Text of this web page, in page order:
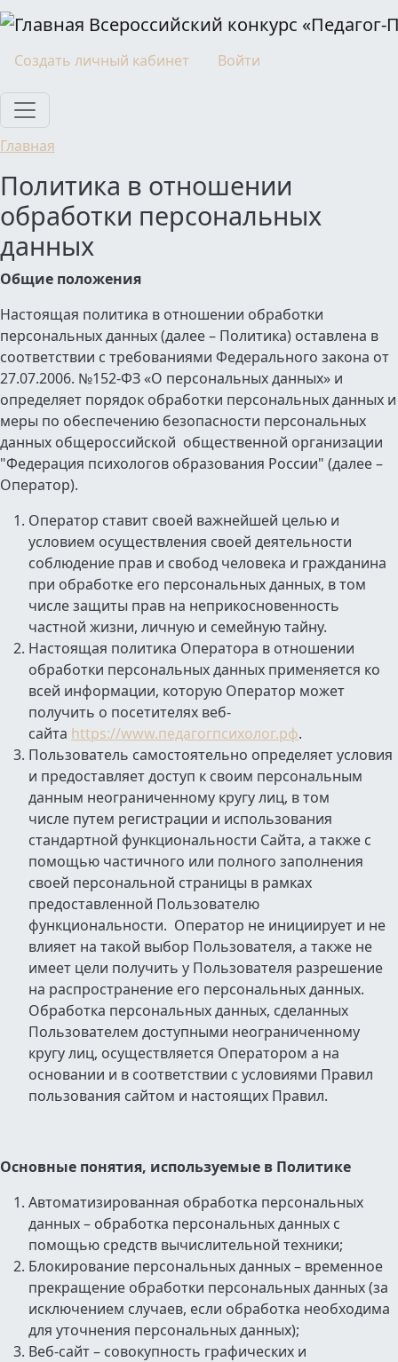
Перейти к основному содержанию
Всероссийский конкурс «Педагог-
Моя учетная запись
Создать личный кабинет Войти
Главная
Политика в отношении
обработки персональных
данных
Общие положения
Настоящая политика в отношении обработки
персональных данных (далее – Политика) оставлена в
соответствии с требованиями Федерального закона от
27.07.2006. №152-ФЗ «О персональных данных» и
определяет порядок обработки персональных данных и
меры по обеспечению безопасности персональных
данных общероссийской общественной организации
"Федерация психологов образования России" (далее –
Оператор).
Оператор ставит своей важнейшей целью и
условием осуществления своей деятельности
соблюдение прав и свобод человека и гражданина
при обработке его персональных данных, в том
числе защиты прав на неприкосновенность
частной жизни, личную и семейную тайну.
Настоящая политика Оператора в отношении
обработки персональных данных применяется ко
всей информации, которую Оператор может
получить о посетителях веб-
сайта https://www.педагогпсихолог.рф.
Пользователь самостоятельно определяет условия
и предоставляет доступ к своим персональным
данным неограниченному кругу лиц, в том
числе путем регистрации и использования
стандартной функциональности Сайта, а также с
помощью частичного или полного заполнения
своей персональной страницы в рамках
предоставленной Пользователю
функциональности. Оператор не инициирует и не
влияет на такой выбор Пользователя, а также не
имеет цели получить у Пользователя разрешение
на распространение его персональных данных.
Обработка персональных данных, сделанных
Пользователем доступными неограниченному
кругу лиц, осуществляется Оператором а на
основании и в соответствии с условиями Правил
пользования сайтом и настоящих Правил.
Основные понятия, используемые в Политике
Автоматизированная обработка персональных
данных – обработка персональных данных с
помощью средств вычислительной техники;
Блокирование персональных данных – временное
прекращение обработки персональных данных (за
исключением случаев, если обработка необходима
для уточнения персональных данных);
Веб-сайт – совокупность графических и